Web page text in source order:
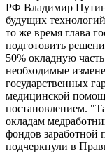
РФ Владимир Путин
будущих
то же время глава
подготовить
50% окладную
необходимые
государственных
медицинской
постановлением.
окладам
фондов заработной
подчеркнули в